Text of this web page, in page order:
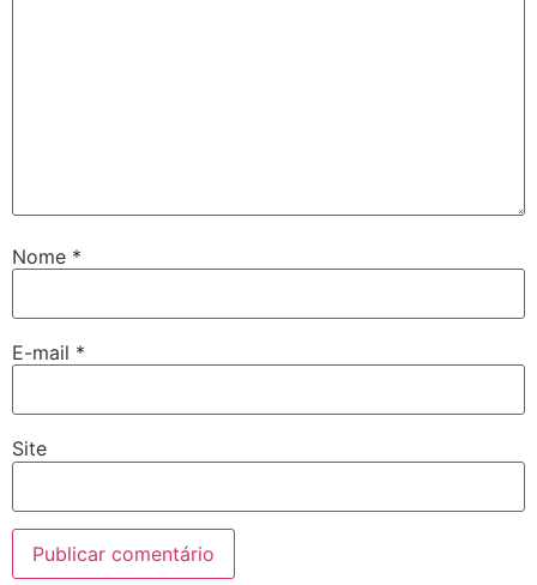
Nome *
E-mail *
Site